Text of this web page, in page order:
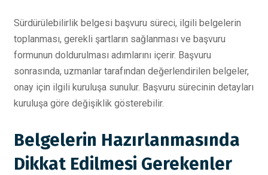
Sürdürülebilirlik belgesi başvuru süreci, ilgili belgelerin
toplanması, gerekli şartların sağlanması ve başvuru
formunun doldurulması adımlarını içerir. Başvuru
sonrasında, uzmanlar tarafından değerlendirilen belgeler,
onay için ilgili kuruluşa sunulur. Başvuru sürecinin detayları
kuruluşa göre değişiklik gösterebilir.
Belgelerin Hazırlanmasında
Dikkat Edilmesi Gerekenler